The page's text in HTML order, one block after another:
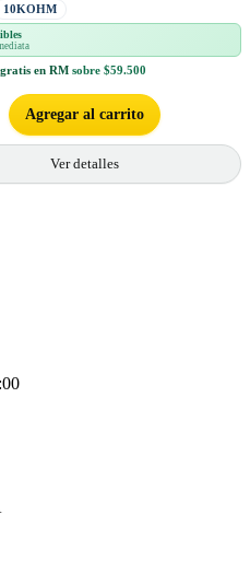
10KOHM
gratis en RM sobre $59.500
Agregar al carrito
Ver detalles